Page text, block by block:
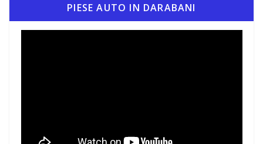
PIESE AUTO IN DARABANI